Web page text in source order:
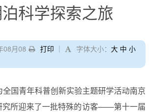
科学探索之旅
打印 ｜ 字体大小： 大 中 小
08月08
国青年科普创新实验主题研学活动南京
究所迎来了一批特殊的访客——第十一届